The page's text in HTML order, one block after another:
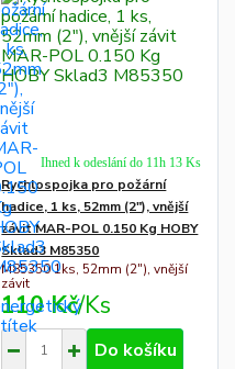
Rychlospojka pro požární
hadice, 1 ks, 52mm (2"), vnější
závit MAR-POL 0.150 Kg HOBY
Sklad3 M85350
M85350 1ks, 52mm (2"), vnější
závit
110 Kč/Ks
Ihned k odeslání do 11h 13 Ks
Do košíku